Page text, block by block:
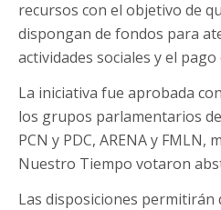
recursos con el objetivo de
dispongan de fondos para
actividades sociales y el pago
La iniciativa fue aprobada
los grupos parlamentarios
PCN y PDC, ARENA y FMLN,
Nuestro Tiempo votaron
Las disposiciones permitirán